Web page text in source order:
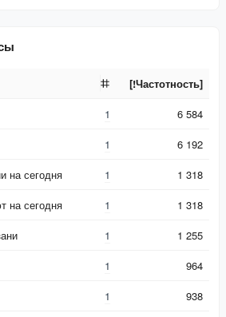
[!Частотность]
1
6 584
1
6 192
на сегодня
1
1 318
на сегодня
1
1 318
1
1 255
1
964
1
938